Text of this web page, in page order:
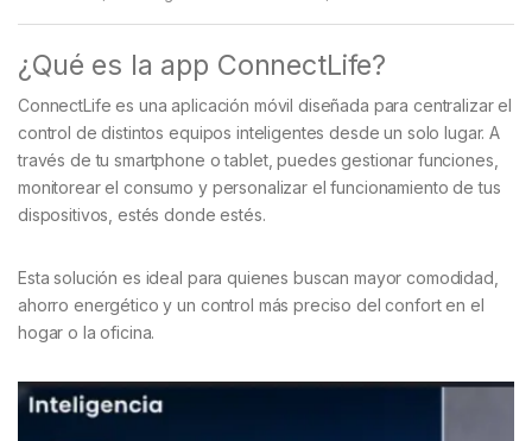
¿Qué es la app ConnectLife?
ConnectLife es una aplicación móvil diseñada para centralizar el
control de distintos equipos inteligentes desde un solo lugar. A
través de tu smartphone o tablet, puedes gestionar funciones,
monitorear el consumo y personalizar el funcionamiento de tus
dispositivos, estés donde estés.
Esta solución es ideal para quienes buscan mayor comodidad,
ahorro energético y un control más preciso del confort en el
hogar o la oficina.